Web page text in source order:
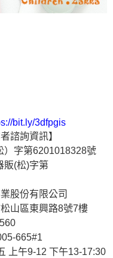
bit.ly/3dfpgis
諮詢資訊】
）字第6201018328號
販(松)字第
股份有限公司
山區東興路8號7樓
665#1
上午9-12 下午13-17:30